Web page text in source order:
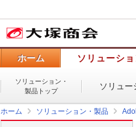
ホーム ソリューシ
ソリューション・
製品トップ
ソリュー
ホーム ソリューション・製品